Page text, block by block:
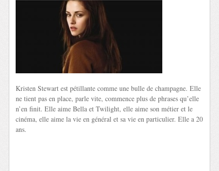
Kristen Stewart est pétillante comme une bulle de champagne. Elle
ne tient pas en place, parle vite, commence plus de phrases qu’elle
n’en finit. Elle aime Bella et Twilight, elle aime son métier et le
cinéma, elle aime la vie en général et sa vie en particulier. Elle a 20
ans.